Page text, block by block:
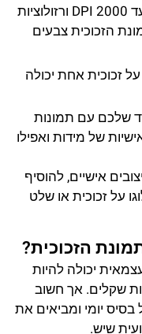
איכות ההדפסה יכולה להגיע עד 2000 DPI ורזולוציות
הזכוכית צבעים
זכוכית אחת יכולה
שלכם עם תמונות
של מידות ואפילו
אישיים, להוסיף
על זכוכית או שלט
הזכוכית?
יכולה להיות
שקלים. אך חשוב
יומי ומביאים את
שיש.